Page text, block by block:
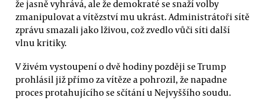
že jasně vyhrává, ale že demokraté se snaží volby
zmanipulovat a vítězství mu ukrást. Administrátoři sítě
zprávu smazali jako lživou, což zvedlo vůči síti další
vlnu kritiky.
V živém vystoupení o dvě hodiny později se Trump
prohlásil již přímo za vítěze a pohrozil, že napadne
proces protahujícího se sčítání u Nejvyššího soudu.